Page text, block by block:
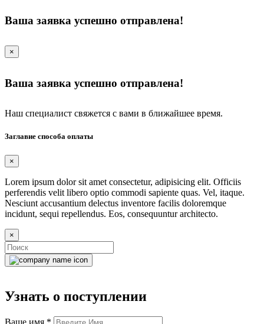
Ваша заявка успешно отправлена!
×
Ваша заявка успешно отправлена!
Наш специалист свяжется с вами в ближайшее время.
Заглавие способа оплаты
×
Lorem ipsum dolor sit amet consectetur, adipisicing elit. Officiis
perferendis velit libero optio commodi sapiente quas. Vel, itaque.
Nesciunt accusantium delectus inventore facilis doloremque
incidunt, sequi repellendus. Eos, consequuntur architecto.
×
Узнать о поступлении